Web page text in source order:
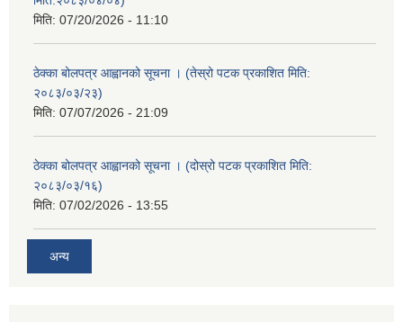
मिति: 07/20/2026 - 11:10
ठेक्का बोलपत्र आह्वानको सूचना । (तेस्रो पटक प्रकाशित मिति:
२०८३/०३/२३)
मिति: 07/07/2026 - 21:09
ठेक्का बोलपत्र आह्वानको सूचना । (दोस्रो पटक प्रकाशित मिति:
२०८३/०३/१६)
मिति: 07/02/2026 - 13:55
अन्य